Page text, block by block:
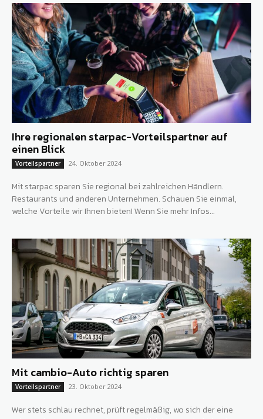
Ihre regionalen starpac-Vorteilspartner auf
einen Blick
Vorteilspartner 24. Oktober 2024
Mit starpac sparen Sie regional bei zahlreichen Händlern.
Restaurants und anderen Unternehmen. Schauen Sie einmal,
welche Vorteile wir Ihnen bieten! Wenn Sie mehr Infos...
Mit cambio-Auto richtig sparen
Vorteilspartner 23. Oktober 2024
Wer stets schlau rechnet, prüft regelmäßig, wo sich der eine